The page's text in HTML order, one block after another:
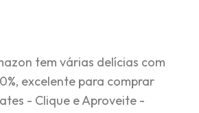
tem várias delícias com
excelente para comprar
- Clique e Aproveite -